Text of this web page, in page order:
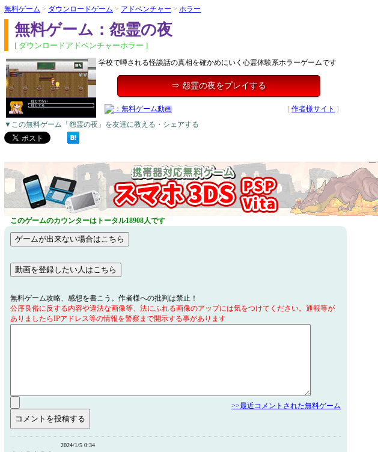
無料ゲーム > ダウンロードゲーム > アドベンチャー > ホラー
無料ゲーム：怨霊の夜
[ ダウンロードアドベンチャーホラー ]
学校で噂される怪談話の真相を確かめにいく心霊体験系ホラーゲームです
⇒ 怨霊の夜をプレイする
[ 作者様サイト ]
▼この無料ゲーム「怨霊の夜」を友達に教える・シェアする
このゲームのカウンターはトータル18908人です
無料ゲーム攻略、感想を書こう。作者様への批判は禁止！
公序良俗に反する内容や違法な画像等、法にふれる画像のアップには気をつけてください。通報等が
ありましたらIPアドレス等の情報を警察まで開示する事があります
>>最近コメントされた無料ゲーム
2024/1/5 0:34